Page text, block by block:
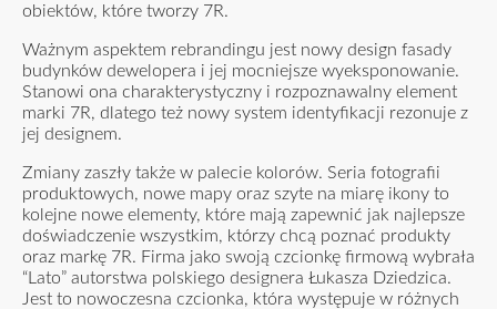
obiektów, które tworzy 7R.
Ważnym aspektem rebrandingu jest nowy design fasady
budynków dewelopera i jej mocniejsze wyeksponowanie.
Stanowi ona charakterystyczny i rozpoznawalny element
marki 7R, dlatego też nowy system identyfikacji rezonuje z
jej designem.
Zmiany zaszły także w palecie kolorów. Seria fotografii
produktowych, nowe mapy oraz szyte na miarę ikony to
kolejne nowe elementy, które mają zapewnić jak najlepsze
doświadczenie wszystkim, którzy chcą poznać produkty
oraz markę 7R. Firma jako swoją czcionkę firmową wybrała
“Lato” autorstwa polskiego designera Łukasza Dziedzica.
Jest to nowoczesna czcionka, która występuje w różnych